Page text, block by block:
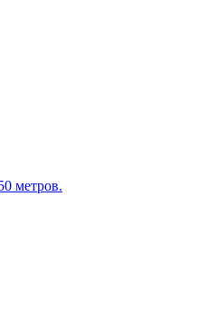
метров.